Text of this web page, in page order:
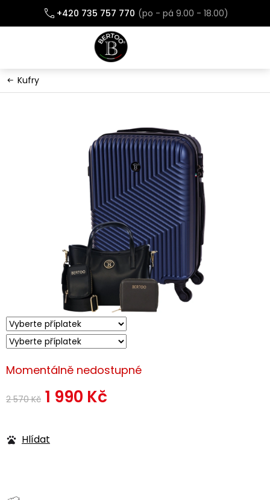
obsah
+420 735 757 770
Kufry
2 570 Kč 1 990 Kč
Momentálně nedostupné
Hlídat